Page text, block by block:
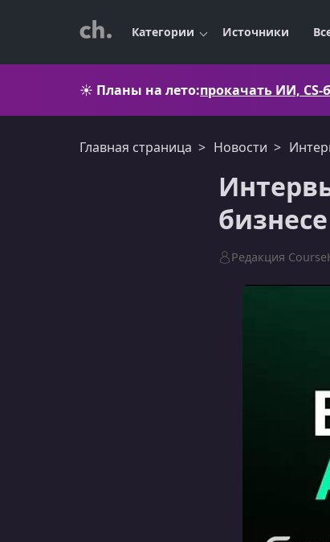
Категории Источники
☀️ Планы на лето:прокачать ИИ,
Главная страница Новости
бизнесе
Редакция